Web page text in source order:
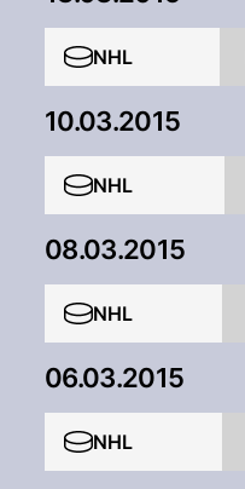
NHL
10.03.2015
NHL
08.03.2015
NHL
06.03.2015
NHL